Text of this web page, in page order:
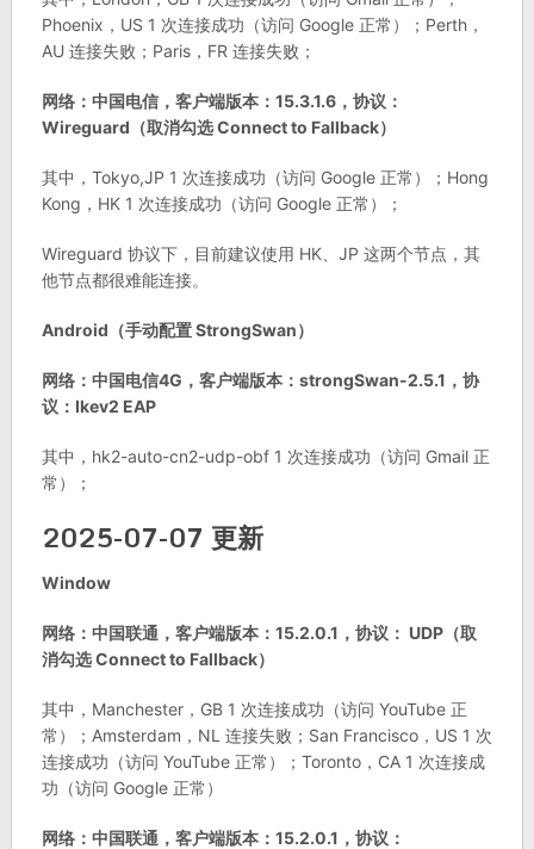
Phoenix，US 1 次连接成功（访问 Google 正常）；Perth，
AU 连接失败；Paris，FR 连接失败；
网络：中国电信，客户端版本：15.3.1.6，协议：
Wireguard（取消勾选 Connect to Fallback）
其中，Tokyo,JP 1 次连接成功（访问 Google 正常）；Hong
Kong，HK 1 次连接成功（访问 Google 正常）；
Wireguard 协议下，目前建议使用 HK、JP 这两个节点，其
他节点都很难能连接。
Android（手动配置 StrongSwan）
网络：中国电信4G，客户端版本：strongSwan-2.5.1，协
议：Ikev2 EAP
其中，hk2-auto-cn2-udp-obf 1 次连接成功（访问 Gmail 正
常）；
2025-07-07 更新
Window
网络：中国联通，客户端版本：15.2.0.1，协议： UDP（取
消勾选 Connect to Fallback）
其中，Manchester，GB 1 次连接成功（访问 YouTube 正
常）；Amsterdam，NL 连接失败；San Francisco，US 1 次
连接成功（访问 YouTube 正常）；Toronto，CA 1 次连接成
功（访问 Google 正常）
网络：中国联通，客户端版本：15.2.0.1，协议：